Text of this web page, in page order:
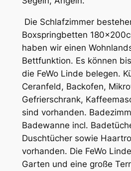
Die Schlafzimmer
Boxspringbetten
haben wir einen
Bettfunktion. Es können
die FeWo Linde belegen.
Ceranfeld, Backofen,
Gefrierschrank,
sind vorhanden.
Badewanne incl.
Duschtücher sowie
vorhanden. Die FeWo
Garten und eine große